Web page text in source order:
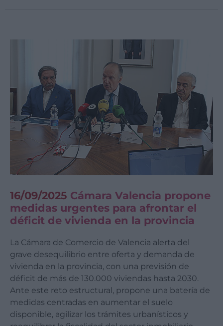
16/09/2025 Cámara Valencia propone
medidas urgentes para afrontar el
déficit de vivienda en la provincia
La Cámara de Comercio de Valencia alerta del
grave desequilibrio entre oferta y demanda de
vivienda en la provincia, con una previsión de
déficit de más de 130.000 viviendas hasta 2030.
Ante este reto estructural, propone una batería de
medidas centradas en aumentar el suelo
disponible, agilizar los trámites urbanísticos y